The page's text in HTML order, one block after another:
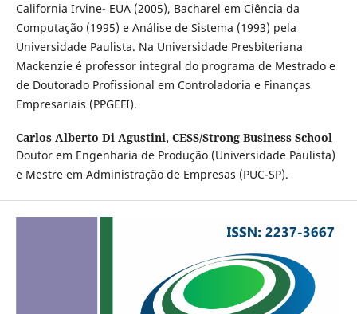
California Irvine- EUA (2005), Bacharel em Ciência da
Computação (1995) e Análise de Sistema (1993) pela
Universidade Paulista. Na Universidade Presbiteriana
Mackenzie é professor integral do programa de Mestrado e
de Doutorado Profissional em Controladoria e Finanças
Empresariais (PPGEFI).
Carlos Alberto Di Agustini, CESS/Strong Business School
Doutor em Engenharia de Produção (Universidade Paulista)
e Mestre em Administração de Empresas (PUC-SP).